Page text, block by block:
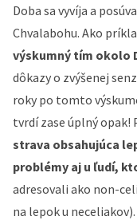
Doba sa vyvíja a
Chvalabohu. Ako
výskumný tím okolo
dôkazy o zvýšenej
roky po tomto
tvrdí zase úplný opak!
strava obsahujúca
problémy aj u ľudí,
adresovali ako non-
na lepok u neceliakov).